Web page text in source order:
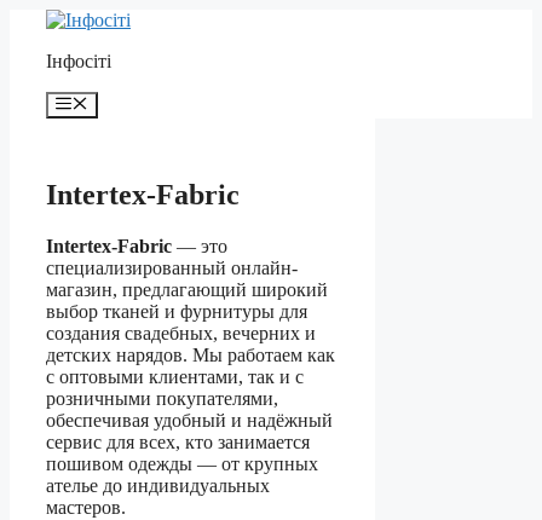
Перейти
контенту
Інфосіті
Меню
Intertex-Fabric
Intertex-Fabric — это
специализированный онлайн-
магазин, предлагающий широкий
выбор тканей и фурнитуры для
создания свадебных, вечерних и
детских нарядов. Мы работаем как
с оптовыми клиентами, так и с
розничными покупателями,
обеспечивая удобный и надёжный
сервис для всех, кто занимается
пошивом одежды — от крупных
ателье до индивидуальных
мастеров.